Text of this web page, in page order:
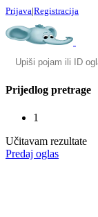
Prijava|Registracija
Prijedlog pretrage
1
Učitavam rezultate
Predaj oglas